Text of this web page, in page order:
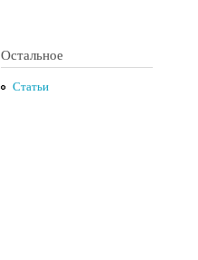
Остальное
Статьи